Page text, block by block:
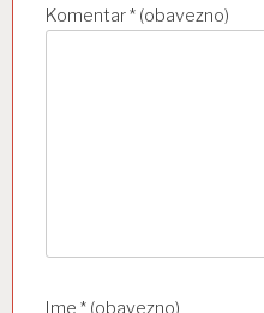
Komentar* (obavezno)
Ime * (obavezno)